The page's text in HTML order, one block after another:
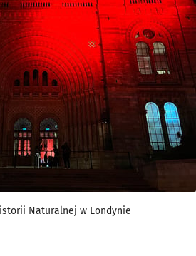
Naturalnej w Londynie